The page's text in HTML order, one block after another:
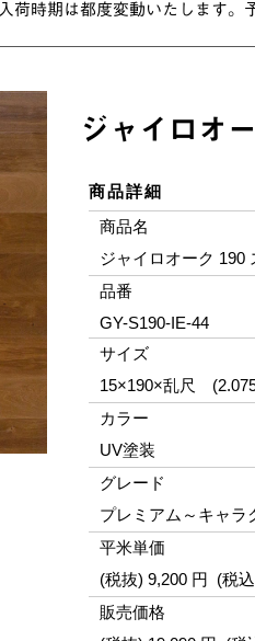
入荷時期は都度変動いたします。
ジャイロオ